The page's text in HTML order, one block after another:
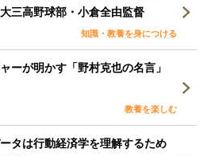
三高野球部・小倉全由監督
知識・教養を身につける
ーが明かす「野村克也の名言」
教養を楽しむ
タは行動経済学を理解するため